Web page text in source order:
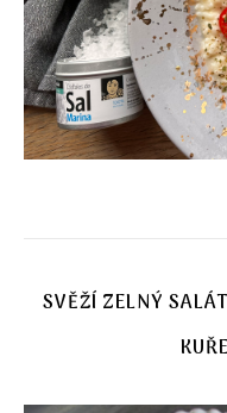
SVĚŽÍ ZELNÝ